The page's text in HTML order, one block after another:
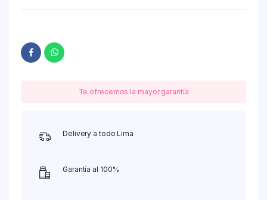
Te ofrecemos la mayor garantía
Delivery a todo Lima
Garantía al 100%